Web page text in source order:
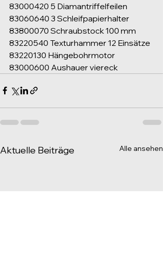
83000420 5 Diamantriffelfeilen
83060640 3 Schleifpapierhalter
83800070 Schraubstock 100 mm
83220540 Texturhammer 12 Einsätze
83220130 Hängebohrmotor
83000600 Aushauer viereck
Aktuelle Beiträge Alle ansehen